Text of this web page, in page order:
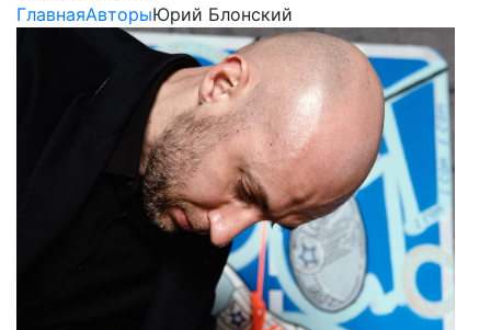
ГлавнаяАвторыЮрий Блонский